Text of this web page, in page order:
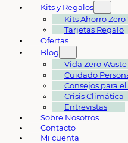
Kits y Regalos
Kits Ahorro Zero
Tarjetas Regalo
Ofertas
Blog
Vida Zero Waste
Cuidado
Consejos para
Crisis Climática
Entrevistas
Sobre Nosotros
Contacto
Mi cuenta